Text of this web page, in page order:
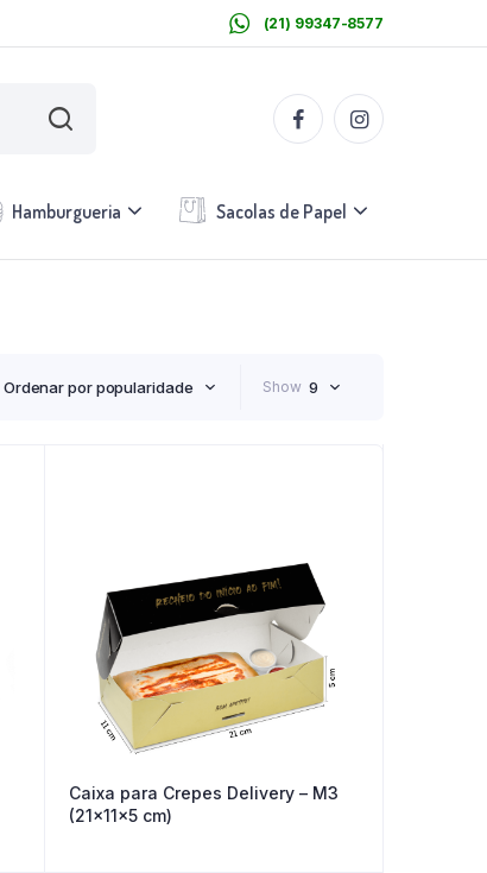
(21) 99347-8577
Hamburgueria Sacolas de Papel
Ordenar por popularidade Show 9
Caixa para Crepes Delivery – M3
(21x11x5 cm)